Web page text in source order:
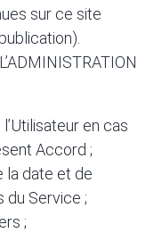
sur ce site
en cas
Accord ;
la date et de
du Service ;
;